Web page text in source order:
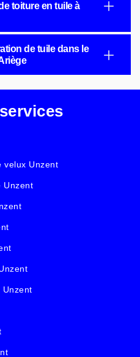
toiture en tuile à
de tuile dans le
velux Unzent
Unzent
Unzent